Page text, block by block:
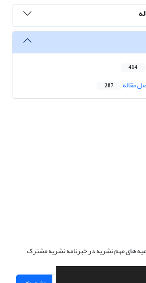
414
مقاله 287
های مهم نشریه در خبرنامه نشریه مشترک